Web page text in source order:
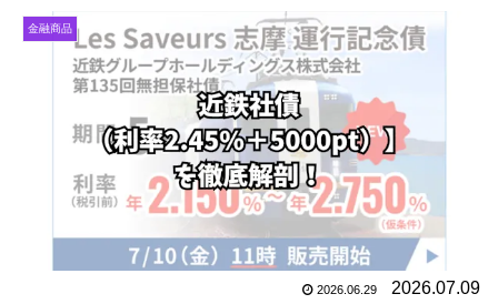
金融商品
2026.06.29 2026.07.09